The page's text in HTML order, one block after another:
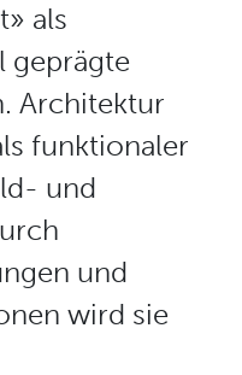
als
geprägte
Architektur
funktionaler
und
und
wird sie